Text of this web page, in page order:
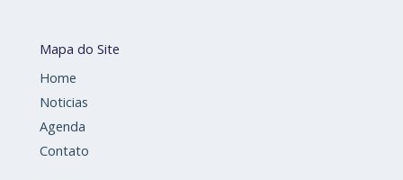
Mapa do Site
Home
Noticias
Agenda
Contato